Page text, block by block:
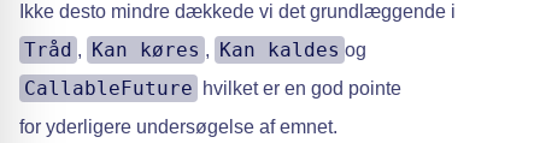
Ikke desto mindre dækkede vi det grundlæggende i
Tråd , Kan køres , Kan kaldes og
CallableFuture
hvilket er en god pointe
for yderligere undersøgelse af emnet.